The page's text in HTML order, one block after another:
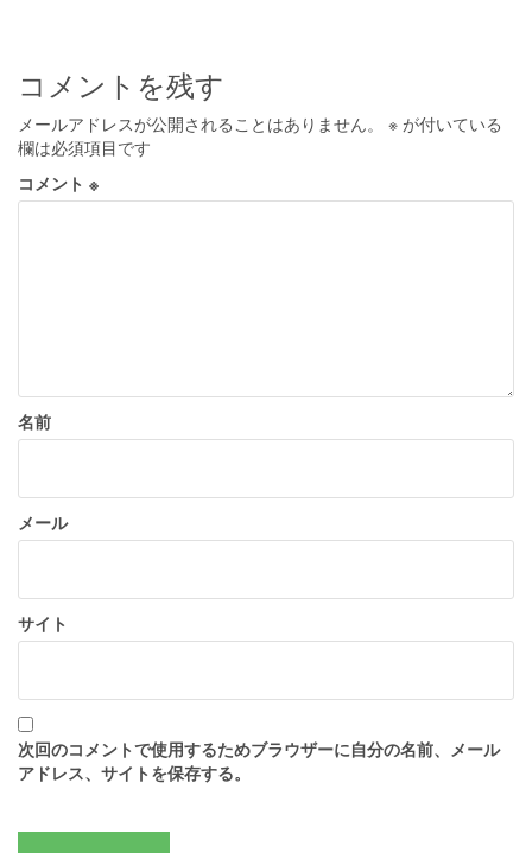
ビ
ゲ
ー
シ
コメントを残す
メールアドレスが公開されることはありません。 ※ が付いている
欄は必須項目です
コメント ※
名前
メール
サイト
次回のコメントで使用するためブラウザーに自分の名前、メール
アドレス、サイトを保存する。